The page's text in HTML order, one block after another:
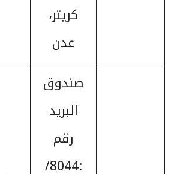
كريتر،
عدن
صندوق
البريد
رقم
:8044/